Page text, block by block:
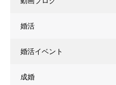
婚活
婚活イベント
成婚